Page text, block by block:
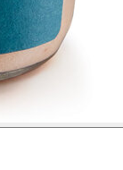
Sisca
Solan de Cabras
Villa Massa